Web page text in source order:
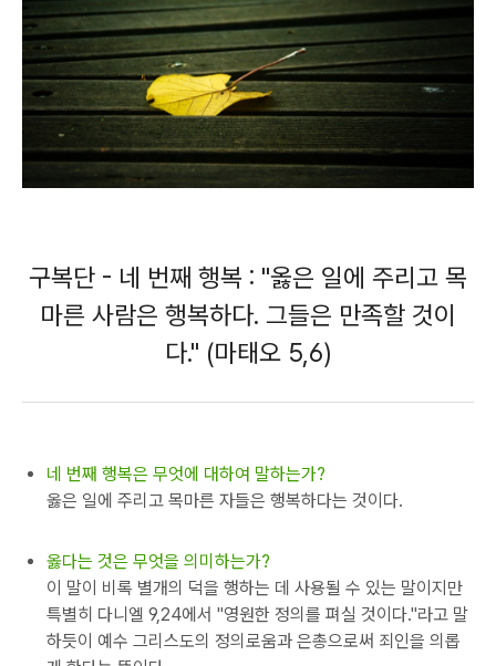
구복단 - 네 번째 행복 : "옳은 일에 주리고 목
마른 사람은 행복하다. 그들은 만족할 것이
다." (마태오 5,6)
네 번째 행복은 무엇에 대하여 말하는가?
옳은 일에 주리고 목마른 자들은 행복하다는 것이다.
옳다는 것은 무엇을 의미하는가?
이 말이 비록 별개의 덕을 행하는 데 사용될 수 있는 말이지만
특별히 다니엘 9,24에서 "영원한 정의를 펴실 것이다."라고 말
하듯이 예수 그리스도의 정의로움과 은총으로써 죄인을 의롭